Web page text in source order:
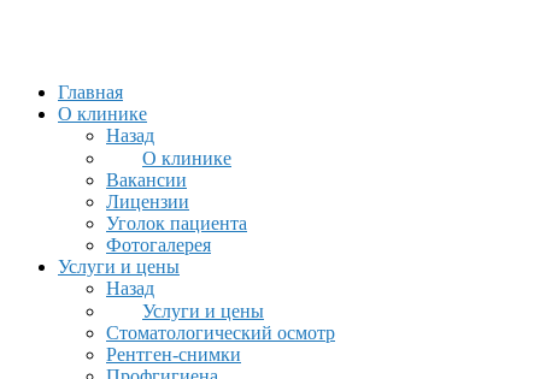
Главная
О клинике
Назад
О клинике
Вакансии
Лицензии
Уголок пациента
Фотогалерея
Услуги и цены
Назад
Услуги и цены
Стоматологический осмотр
Рентген-снимки